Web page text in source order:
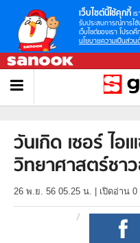
เว็บไซต์นี้ใช้คุกกี้ เ
รับประสบการณ์การใ
เว็บไซต์ของเรา โปรด
นโยบายความเป็นส่วน
วันเกิด เซอร์ ไอ
วิทยาศาสตร์ชา
26 พ.ย. 56 05.25 น. เปิดอ่าน 0